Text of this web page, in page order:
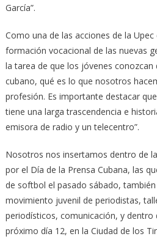
García”.
Como una de las acciones de la
formación vocacional de las nuevas
la tarea de que los jóvenes conozcan
cubano, qué es lo que nosotros
profesión. Es importante destacar
tiene una larga trascendencia e
emisora de radio y un telecentro”.
Nosotros nos insertamos dentro de
por el Día de la Prensa Cubana, las
de softbol el pasado sábado,
movimiento juvenil de periodistas,
periodísticos, comunicación, y dentro
próximo día 12, en la Ciudad de los